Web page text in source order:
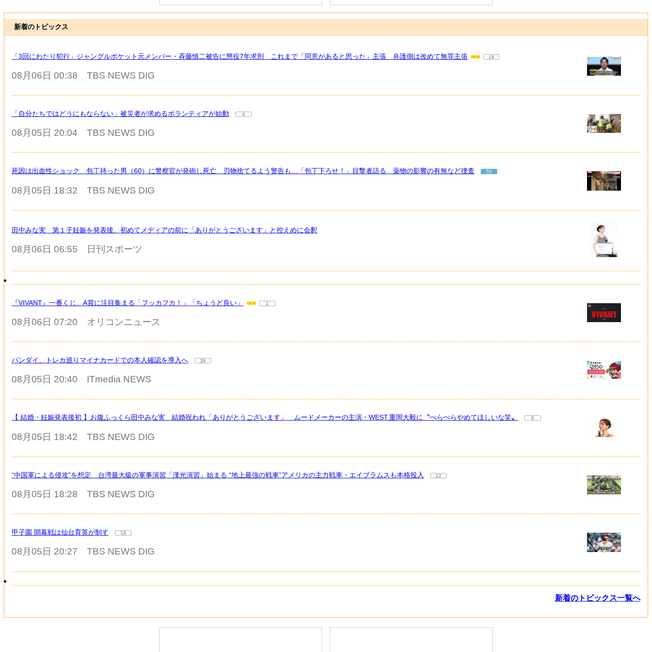
新着のトピックス
「3回にわたり犯行」ジャングルポケット元メンバー・斉藤慎二被告に懲役7年求刑 これまで「同意があると思った」主張 弁護側は改めて無罪主張 18
08月06日 00:38 TBS NEWS DIG
「自分たちではどうにもならない」被災者が求めるボランティアが始動 4
08月05日 20:04 TBS NEWS DIG
死因は出血性ショック 包丁持った男（60）に警察官が発砲し死亡 刃物捨てるよう警告も…「包丁下ろせ！」目撃者語る 薬物の影響の有無など捜査 55
08月05日 18:32 TBS NEWS DIG
田中みな実 第１子妊娠を発表後、初めてメディアの前に「ありがとうございます」と控えめに会釈
08月06日 06:55 日刊スポーツ
『VIVANT』一番くじ、A賞に注目集まる「フッカフカ！」「ちょうど良い」 1
08月06日 07:20 オリコンニュース
バンダイ、トレカ巡りマイナカードでの本人確認を導入へ 38
08月05日 20:40 ITmedia NEWS
【 結婚・妊娠発表後初 】お腹ふっくら田中みな実 結婚祝われ「ありがとうございます」 ムードメーカーの主演・WEST.重岡大毅に〝ぺらぺらやめてほしいな笑〟 8
08月05日 18:42 TBS NEWS DIG
“中国軍による侵攻”を想定 台湾最大級の軍事演習「漢光演習」始まる “地上最強の戦車”アメリカの主力戦車・エイブラムスも本格投入 22
08月05日 18:28 TBS NEWS DIG
甲子園 開幕戦は仙台育英が制す 18
08月05日 20:27 TBS NEWS DIG
新着のトピックス一覧へ